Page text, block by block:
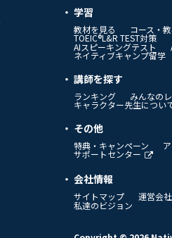
学習
教材を見る コース・
TOEIC®L&R TEST対策
AIスピーキングテスト
ネイティブキャンプ留学
講師を探す
ランキング みんなの
キャラクター先生につい
その他
特典・キャンペーン
サポートセンター
会社情報
サイトマップ 運営会社
私達のビジョン